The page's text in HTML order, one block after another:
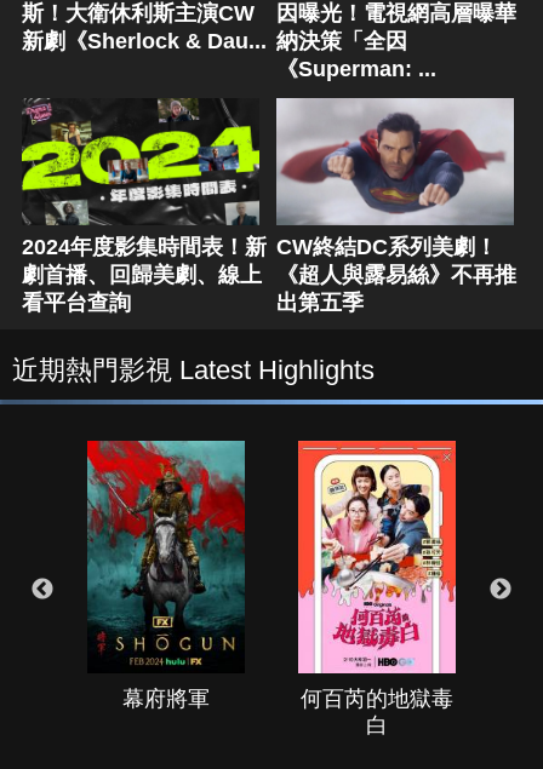
斯！大衛休利斯主演CW
新劇《Sherlock & Dau...
因曝光！電視網高層曝華
納決策「全因
《Superman: ...
2024年度影集時間表！新
劇首播、回歸美劇、線上
看平台查詢
CW終結DC系列美劇！
《超人與露易絲》不再推
出第五季
近期熱門影視 Latest Highlights
幕府將軍
何百芮的地獄毒
白